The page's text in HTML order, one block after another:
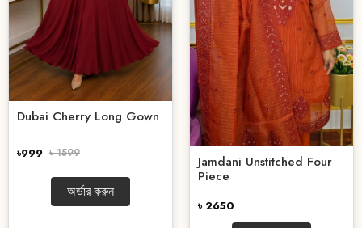
Dubai Cherry Long Gown
৳999 ৳ 1599
অর্ডার করুন
Jamdani Unstitched Four
Piece
৳ 2650